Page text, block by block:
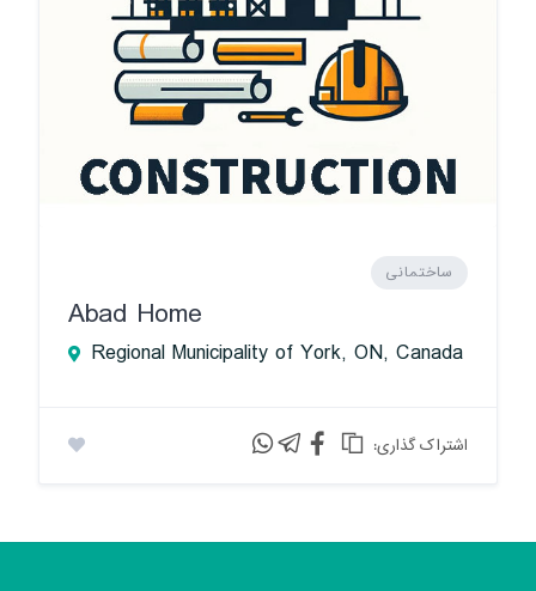
ساختمانی
Abad Home
Regional Municipality of York, ON, Canada
:اشتراک گذاری